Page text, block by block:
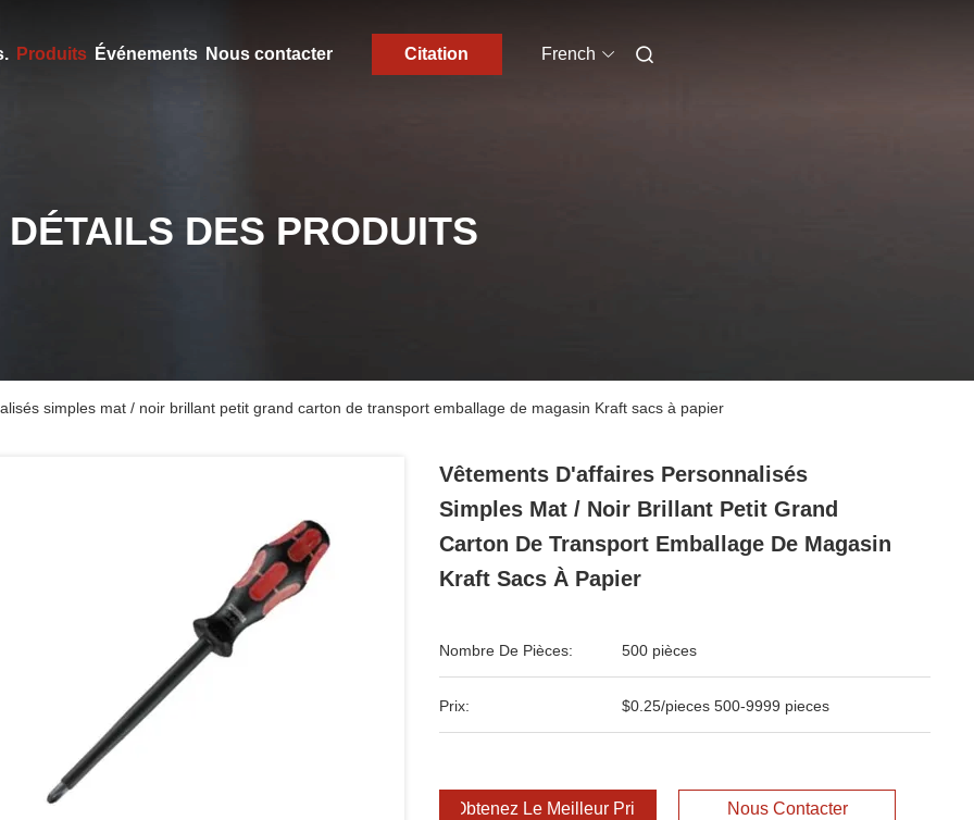
Produits Événements Nous contacter Citation French
DÉTAILS DES PRODUITS
simples mat / noir brillant petit grand carton de transport emballage de magasin Kraft sacs à papier
Vêtements D'affaires Personnalisés
Simples Mat / Noir Brillant Petit Grand
Carton De Transport Emballage De Magasin
Kraft Sacs À Papier
Nombre De Pièces: 500 pièces
Prix: $0.25/pieces 500-9999 pieces
Obtenez Le Meilleur Prix Nous Contacter